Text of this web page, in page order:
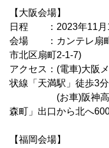
【大阪会場】
日程 ：2023年11月
会場 ：カンテレ扇町
市北区扇町2-1-7)
アクセス：(電車)大阪
状線「天満駅」徒歩3分
(お車)阪神高速12
森町」出口から北へ
【福岡会場】